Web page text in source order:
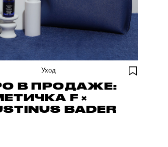
Уход
В ПРОДАЖЕ:
F ×
BADER